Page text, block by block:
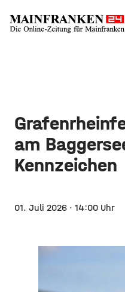
am
Kennzeichen
01. Juli 2026 · 14:00 Uhr